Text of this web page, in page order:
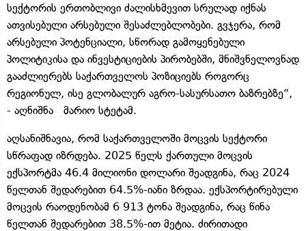
სექტორის ერთობლივი ძალისხმევით სრულად იქნას
ათვისებული არსებული შესაძლებლობები. გვჯერა, რომ
არსებული პოტენციალი, სწორად გამოყენებული
პოლიტიკისა და ინვესტიციების პირობებში, მნიშვნელოვნად
გააძლიერებს საქართველოს პოზიციებს როგორც
რეგიონულ, ისე გლობალურ აგრო-სასურსათო ბაზრებზე“,
- აღნიშნა მარიო სტეტამ.
აღსანიშნავია, რომ საქართველოში მოცვის სექტორი
სწრაფად იზრდება. 2025 წელს ქართული მოცვის
ექსპორტმა 46.4 მილიონი დოლარი შეადგინა, რაც 2024
წელთან შედარებით 64.5%-იანი ზრდაა. ექსპორტირებული
მოცვის რაოდენობამ 6 913 ტონა შეადგინა, რაც წინა
წელთან შედარებით 38.5%-ით მეტია. ძირითადი